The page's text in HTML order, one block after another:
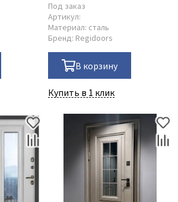
Под заказ
Артикул:
Материал: сталь
Бренд: Regidoors
В корзину
Купить в 1 клик